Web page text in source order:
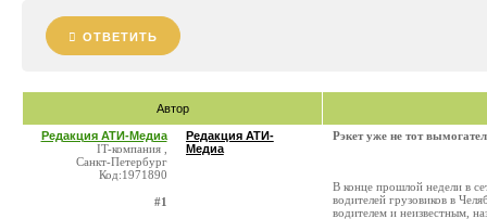
ОТВЕТИТЬ
Автор
Редакция АТИ-Медиа
IT-компания ,
Санкт-Петербург
Код:1971890
#1
Редакция АТИ-
Медиа
Рэкет уже не тот
В конце прошлой недели в
водителей грузовиков в
водителем и неизвестным,